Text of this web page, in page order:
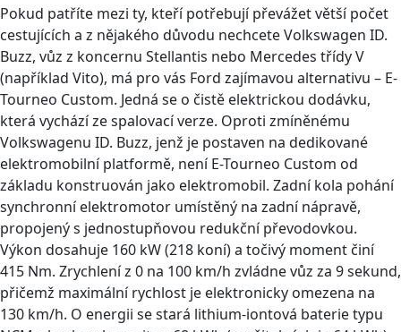
Pokud patříte mezi ty, kteří potřebují převážet větší počet
cestujících a z nějakého důvodu nechcete Volkswagen ID.
Buzz, vůz z koncernu Stellantis nebo Mercedes třídy V
(například Vito), má pro vás Ford zajímavou alternativu – E-
Tourneo Custom. Jedná se o čistě elektrickou dodávku,
která vychází ze spalovací verze. Oproti zmíněnému
Volkswagenu ID. Buzz, jenž je postaven na dedikované
elektromobilní platformě, není E-Tourneo Custom od
základu konstruován jako elektromobil. Zadní kola pohání
synchronní elektromotor umístěný na zadní nápravě,
propojený s jednostupňovou redukční převodovkou.
Výkon dosahuje 160 kW (218 koní) a točivý moment činí
415 Nm. Zrychlení z 0 na 100 km/h zvládne vůz za 9 sekund,
přičemž maximální rychlost je elektronicky omezena na
130 km/h. O energii se stará lithium-iontová baterie typu